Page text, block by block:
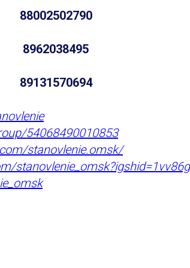
88002502790
8962038495
89131570694
54068490010853
stanovlenie.omsk/